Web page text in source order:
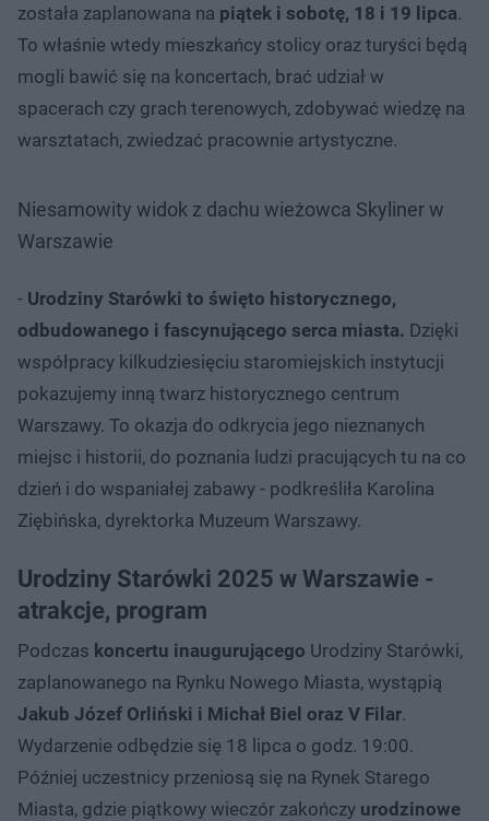
została zaplanowana na piątek i sobotę, 18 i 19 lipca.
To właśnie wtedy mieszkańcy stolicy oraz turyści będą
mogli bawić się na koncertach, brać udział w
spacerach czy grach terenowych, zdobywać wiedzę na
warsztatach, zwiedzać pracownie artystyczne.
Niesamowity widok z dachu wieżowca Skyliner w
Warszawie
- Urodziny Starówki to święto historycznego,
odbudowanego i fascynującego serca miasta. Dzięki
współpracy kilkudziesięciu staromiejskich instytucji
pokazujemy inną twarz historycznego centrum
Warszawy. To okazja do odkrycia jego nieznanych
miejsc i historii, do poznania ludzi pracujących tu na co
dzień i do wspaniałej zabawy - podkreśliła Karolina
Ziębińska, dyrektorka Muzeum Warszawy.
Urodziny Starówki 2025 w Warszawie -
atrakcje, program
Podczas koncertu inaugurującego Urodziny Starówki,
zaplanowanego na Rynku Nowego Miasta, wystąpią
Jakub Józef Orliński i Michał Biel oraz V Filar.
Wydarzenie odbędzie się 18 lipca o godz. 19:00.
Później uczestnicy przeniosą się na Rynek Starego
Miasta, gdzie piątkowy wieczór zakończy urodzinowe